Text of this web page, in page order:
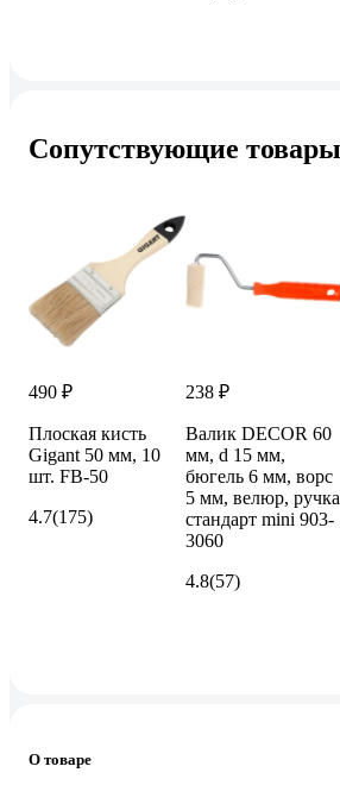
Сопутствующие товары
490 ₽
Плоская кисть
Gigant 50 мм, 10
шт. FB-50
4.7(175)
238 ₽
Валик DECOR 60
мм, d 15 мм,
бюгель 6 мм, ворс
5 мм, велюр, ручка
стандарт mini 903-
3060
4.8(57)
О товаре